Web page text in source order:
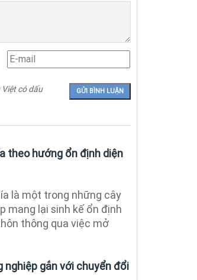
có dấu
theo hướng ổn định diện
là một trong những cây
mang lại sinh kế ổn định
thông qua việc mở
nghiệp gắn với chuyển đổi